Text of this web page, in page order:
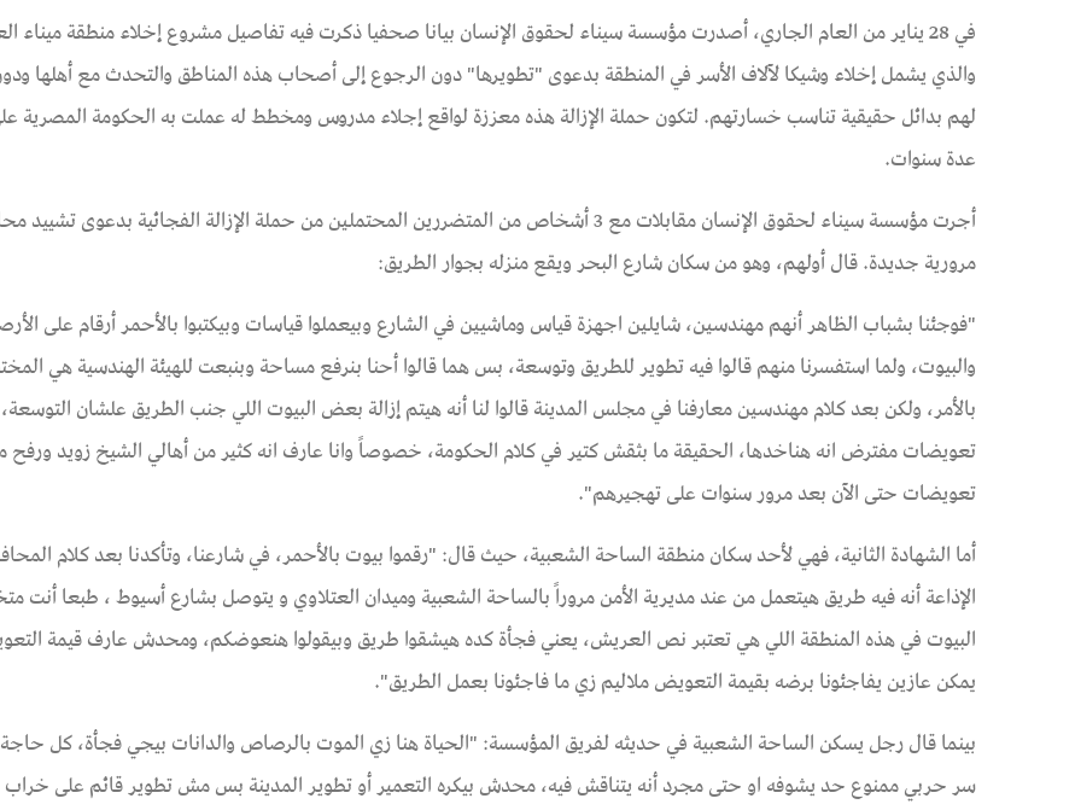
في 28 يناير من العام الجاري، أصدرت مؤسسة سيناء لحقوق الإنسان
بيانا صحفياذكرت فيه تفاصيل مشروع إخلاء منطقة ميناء
والذي يشمل إخلاء وشيكا لآلاف الأسر في المنطقة بدعوى "تطويرها" دون الرجوع إلى أصحاب هذه المناطق والتحدث مع أهلها
لهم بدائل حقيقية تناسب خسارتهم. لتكون حملة الإزالة هذه معززة لواقع إجلاء مدروس ومخطط له عملت به الحكومة المصرية
عدة سنوات.
أجرت مؤسسة سيناء لحقوق الإنسان مقابلات مع 3 أشخاص من المتضررين المحتملين من حملة الإزالة الفجائية بدعوى تشييد
مرورية جديدة. قال أولهم، وهو من سكان شارع البحر ويقع منزله بجوار الطريق:
"فوجئنا بشباب الظاهر أنهم مهندسين، شايلين اجهزة قياس وماشيين في الشارع وبيعملوا قياسات وبيكتبوا بالأحمر أرقام على
والبيوت، ولما استفسرنا منهم قالوا فيه تطوير للطريق وتوسعة، بس هما قالوا أحنا بنرفع مساحة وبنبعت للهيئة الهندسية هي
بالأمر، ولكن بعد كلام مهندسين معارفنا في مجلس المدينة قالوا لنا أنه هيتم إزالة بعض البيوت اللي جنب الطريق علشان
تعويضات مفترض انه هناخدها، الحقيقة ما بثقش كتير في كلام الحكومة، خصوصاً وانا عارف انه كثير من أهالي الشيخ زويد
تعويضات حتى الآن بعد مرور سنوات على تهجيرهم".
أما الشهادة الثانية، فهي لأحد سكان منطقة الساحة الشعبية، حيث قال: "رقموا بيوت بالأحمر، في شارعنا،وتأكدنا بعد كلام
الإذاعةأنه فيه طريق هيتعمل من عند مديرية الأمن مروراً بالساحة الشعبية وميدان العتلاوي و يتوصل بشارع أسيوط ، طبعا أنت
البيوت في هذه المنطقة اللي هي تعتبر نص العريش، يعني فجأة كده هيشقوا طريق وبيقولوا هنعوضكم، ومحدش عارف قيمة
يمكن عازين يفاجئونا برضه بقيمة التعويض ملاليم زي ما فاجئونا بعمل الطريق".
بينما قال رجل يسكن الساحة الشعبية في حديثه لفريق المؤسسة: "الحياة هنا زي الموت بالرصاص والدانات بيجي فجأة، كل
سر حربي ممنوع حد يشوفه او حتى مجرد أنه يتناقش فيه، محدش بيكره التعمير أو تطوير المدينة بس مش تطوير قائم على